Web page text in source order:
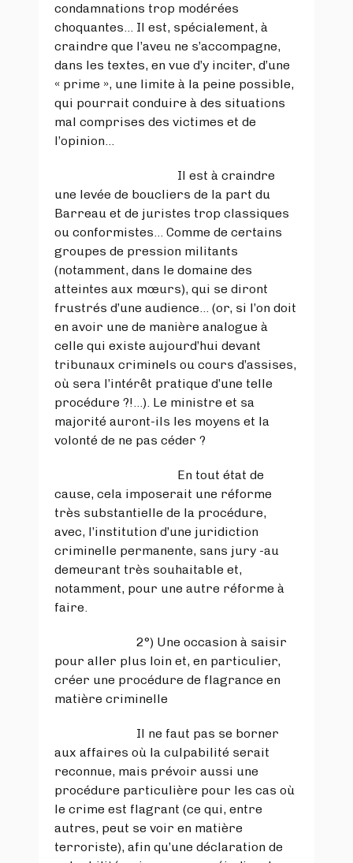
condamnations trop modérées
choquantes… Il est, spécialement, à
craindre que l’aveu ne s’accompagne,
dans les textes, en vue d’y inciter, d’une
« prime », une limite à la peine possible,
qui pourrait conduire à des situations
mal comprises des victimes et de
l’opinion…
Il est à craindre
une levée de boucliers de la part du
Barreau et de juristes trop classiques
ou conformistes… Comme de certains
groupes de pression militants
(notamment, dans le domaine des
atteintes aux mœurs), qui se diront
frustrés d’une audience… (or, si l’on doit
en avoir une de manière analogue à
celle qui existe aujourd’hui devant
tribunaux criminels ou cours d’assises,
où sera l’intérêt pratique d’une telle
procédure ?!...). Le ministre et sa
majorité auront-ils les moyens et la
volonté de ne pas céder ?
En tout état de
cause, cela imposerait une réforme
très substantielle de la procédure,
avec, l’institution d’une juridiction
criminelle permanente, sans jury -au
demeurant très souhaitable et,
notamment, pour une autre réforme à
faire.
2°) Une occasion à saisir
pour aller plus loin et, en particulier,
créer une procédure de flagrance en
matière criminelle
Il ne faut pas se borner
aux affaires où la culpabilité serait
reconnue, mais prévoir aussi une
procédure particulière pour les cas où
le crime est flagrant (ce qui, entre
autres, peut se voir en matière
terroriste), afin qu’une déclaration de